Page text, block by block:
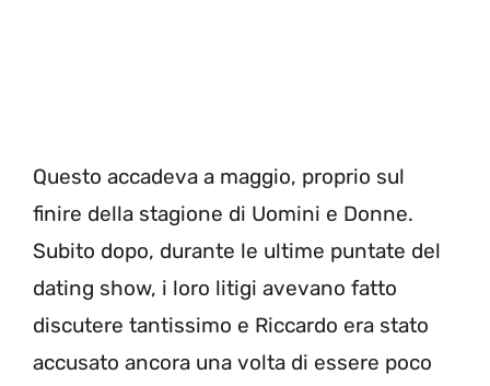
Questo accadeva a maggio, proprio sul
finire della stagione di Uomini e Donne.
Subito dopo, durante le ultime puntate del
dating show, i loro litigi avevano fatto
discutere tantissimo e Riccardo era stato
accusato ancora una volta di essere poco